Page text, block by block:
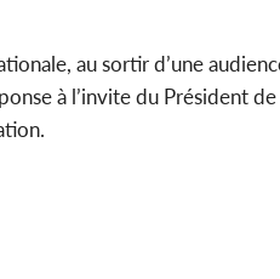
au sortir d’une
à l’invite du Président de